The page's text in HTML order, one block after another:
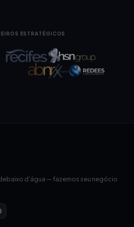
ESTRATÉGICOS
d'água — fazemos seu negócio